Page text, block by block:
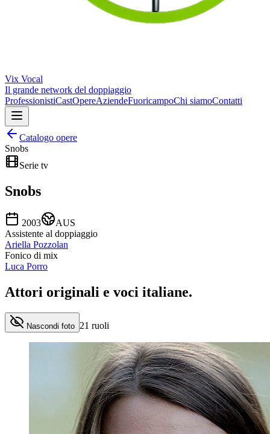
Vix Vocal
Il grande network del doppiaggio
ProfessionistiCastOpereAziendeFuoricampoChi siamoContatti
Catalogo opere
Snobs
Serie tv
Snobs
2003
AUS
Assistente al doppiaggio
Ariella Pozzolan
Fonico di mix
Luca Porro
Attori originali e voci italiane.
Nascondi foto 21 ruoli